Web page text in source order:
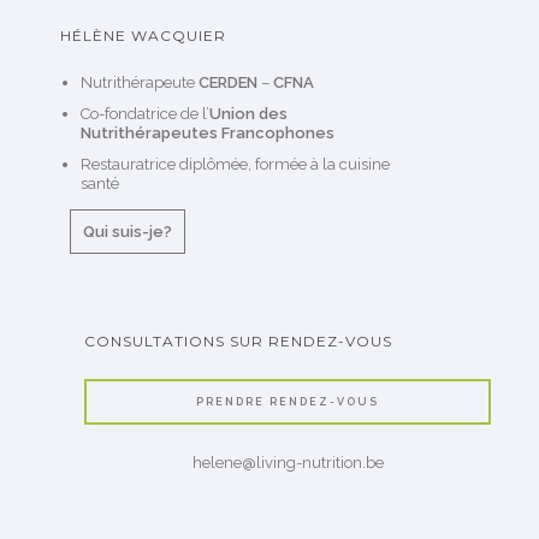
HÉLÈNE WACQUIER
Nutrithérapeute CERDEN – CFNA
Co-fondatrice de l’Union des
Nutrithérapeutes Francophones
Restauratrice diplômée, formée à la cuisine
santé
Qui suis-je?
CONSULTATIONS SUR RENDEZ-VOUS
PRENDRE RENDEZ-VOUS
helene@living-nutrition.be